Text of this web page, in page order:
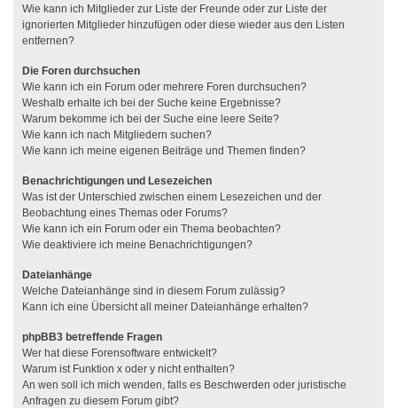
Wie kann ich Mitglieder zur Liste der Freunde oder zur Liste der
ignorierten Mitglieder hinzufügen oder diese wieder aus den Listen
entfernen?
Die Foren durchsuchen
Wie kann ich ein Forum oder mehrere Foren durchsuchen?
Weshalb erhalte ich bei der Suche keine Ergebnisse?
Warum bekomme ich bei der Suche eine leere Seite?
Wie kann ich nach Mitgliedern suchen?
Wie kann ich meine eigenen Beiträge und Themen finden?
Benachrichtigungen und Lesezeichen
Was ist der Unterschied zwischen einem Lesezeichen und der
Beobachtung eines Themas oder Forums?
Wie kann ich ein Forum oder ein Thema beobachten?
Wie deaktiviere ich meine Benachrichtigungen?
Dateianhänge
Welche Dateianhänge sind in diesem Forum zulässig?
Kann ich eine Übersicht all meiner Dateianhänge erhalten?
phpBB3 betreffende Fragen
Wer hat diese Forensoftware entwickelt?
Warum ist Funktion x oder y nicht enthalten?
An wen soll ich mich wenden, falls es Beschwerden oder juristische
Anfragen zu diesem Forum gibt?